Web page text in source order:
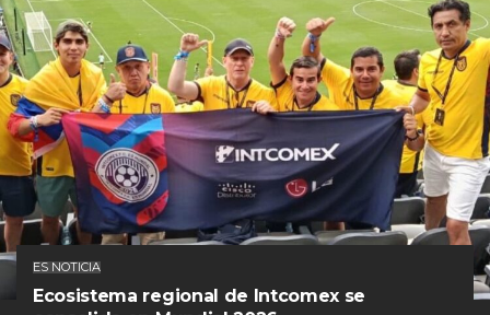
ES NOTICIA
Ecosistema regional de Intcomex se